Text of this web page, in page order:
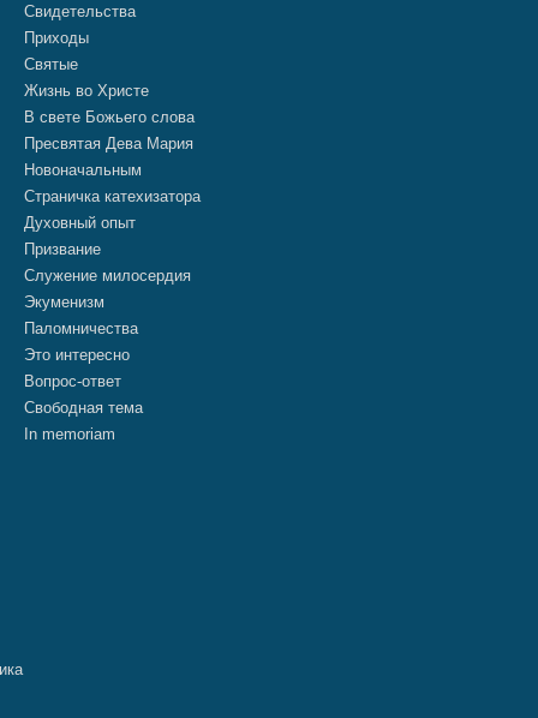
Свидетельства
Приходы
Святые
Жизнь во Христе
В свете Божьего слова
Пресвятая Дева Мария
Новоначальным
Страничка катехизатора
Духовный опыт
Призвание
Служение милосердия
Экуменизм
Паломничества
Это интересно
Вопрос-ответ
Свободная тема
In memoriam